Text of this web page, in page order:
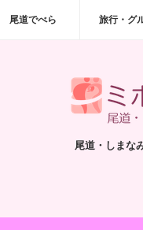
尾道でべら 旅行・グ
尾道・しまな